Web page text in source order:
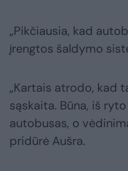
„Pikčiausia, kad
įrengtos šaldymo
„Kartais atrodo, kad
sąskaita. Būna, iš
autobusas, o
pridūrė Aušra.